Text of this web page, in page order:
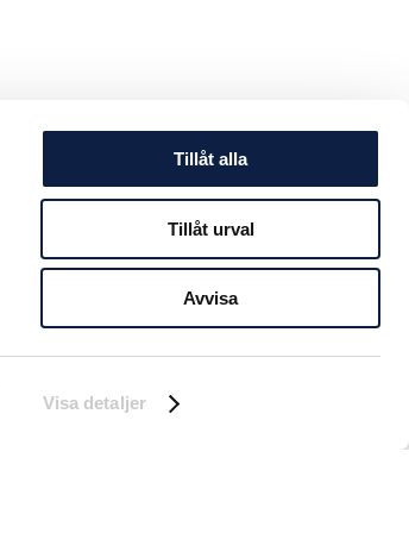
Visa detaljer
Tillåt alla
Tillåt urval
Avvisa